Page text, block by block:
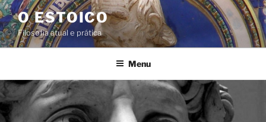
Pular
para
o
conteúdo
O ESTOICO
Filosofia atual e prática
Menu